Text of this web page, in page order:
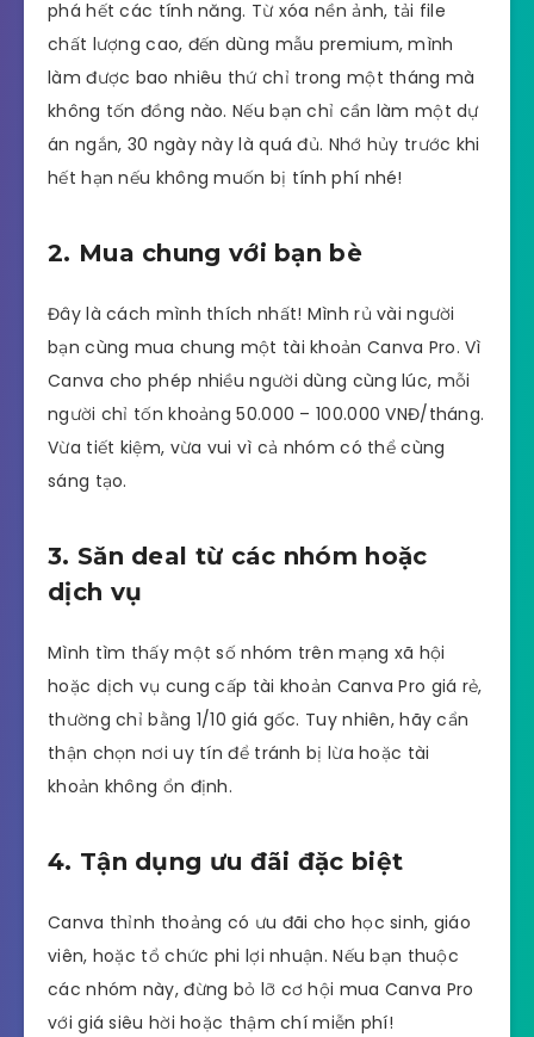
phá hết các tính năng. Từ xóa nền ảnh, tải file
chất lượng cao, đến dùng mẫu premium, mình
làm được bao nhiêu thứ chỉ trong một tháng mà
không tốn đồng nào. Nếu bạn chỉ cần làm một dự
án ngắn, 30 ngày này là quá đủ. Nhớ hủy trước khi
hết hạn nếu không muốn bị tính phí nhé!
2. Mua chung với bạn bè
Đây là cách mình thích nhất! Mình rủ vài người
bạn cùng mua chung một tài khoản Canva Pro. Vì
Canva cho phép nhiều người dùng cùng lúc, mỗi
người chỉ tốn khoảng 50.000 – 100.000 VNĐ/tháng.
Vừa tiết kiệm, vừa vui vì cả nhóm có thể cùng
sáng tạo.
3. Săn deal từ các nhóm hoặc
dịch vụ
Mình tìm thấy một số nhóm trên mạng xã hội
hoặc dịch vụ cung cấp tài khoản Canva Pro giá rẻ,
thường chỉ bằng 1/10 giá gốc. Tuy nhiên, hãy cẩn
thận chọn nơi uy tín để tránh bị lừa hoặc tài
khoản không ổn định.
4. Tận dụng ưu đãi đặc biệt
Canva thỉnh thoảng có ưu đãi cho học sinh, giáo
viên, hoặc tổ chức phi lợi nhuận. Nếu bạn thuộc
các nhóm này, đừng bỏ lỡ cơ hội mua Canva Pro
với giá siêu hời hoặc thậm chí miễn phí!